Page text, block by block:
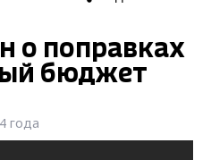
о поправках
бюджет
года